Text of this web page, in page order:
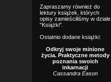
Zapraszamy również do
lektury książek, których
opisy zamieściliśmy w dziale
"Książki".
Ostatnio dodane książki:
Odkryj swoje minione
życia. Praktyczne metody
poznania swoich
inkarnacji
Cassandra Eason